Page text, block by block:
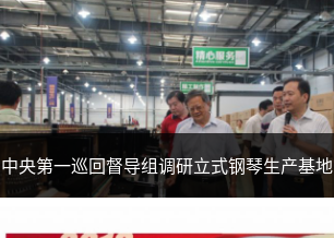
中央第一巡回督导组调研立式钢琴生产基地